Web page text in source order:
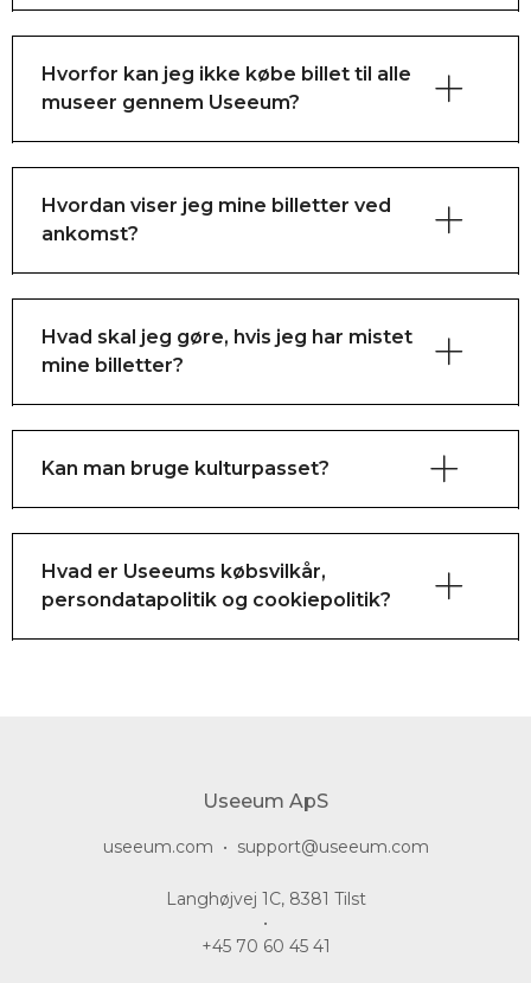
Hvorfor kan jeg ikke købe billet til alle
museer gennem Useeum?
Hvordan viser jeg mine billetter ved
ankomst?
Hvad skal jeg gøre, hvis jeg har mistet
mine billetter?
Kan man bruge kulturpasset?
Hvad er Useeums købsvilkår,
persondatapolitik og cookiepolitik?
Useeum ApS
useeum.com • support@useeum.com
Langhøjvej 1C, 8381 Tilst
•
+45 70 60 45 41